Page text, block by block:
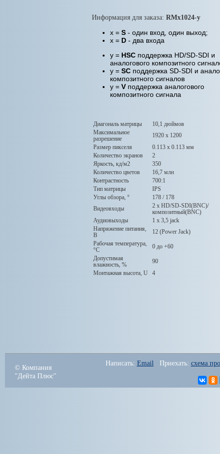
Информация для заказа: RMx1024-y
x = S - один вход, один выход;
x = D - два входа
y = HSC поддержка HD/SD-SDI и
аналогового композитного
y = SC поддержка SD-SDI и
композитного сигналов
y = V поддержка аналогового
композитного сигнала
Диагональ матрицы
10,1 дюймов
Максимальное
разрешение
1920 x 1200
Размер пикселя
0.113 х 0.113 мм
Количество экранов
2
Яркость, кд/м2
350
Количество цветов
16,7 млн
Контрастность
700:1
Тип матрицы
IPS
Углы обзора, °
178 / 178
Видеовходы
2 х HD/SD-SDI(BNC)/
композитный(BNC)
Аудиовыходы
1 х 3,5 jack
Напряжение питания,
В
12 (Power Jack)
Рабочая температура,
°C
0 до +60
Допустимая
влажность, %
90
Монтажная высота, U
4
© Компания
"Дейта Плюс"
Написать: Email
   Приехать:
схема